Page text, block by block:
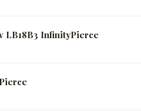
LB18B3 InfinityPierce